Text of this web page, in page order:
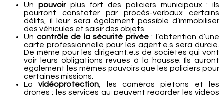
Un pouvoirplus fort des policiers municipaux : ils
pourront constater par procès-verbaux certains
délits, il leur sera également possible d’immobiliser
des véhicules et saisir des objets.
Un contrôle de la sécurité privée: l’obtention d’une
carte professionnelle pour les agent.e.s sera durcie.
De même pour les dirigeant.e.s de sociétés qui vont
voir leurs obligations revues à la hausse. Ils auront
également les mêmes pouvoirs que les policiers pour
certaines missions.
La vidéoprotection , les caméras piétons et les
drones : les services qui peuvent regarder les vidéos